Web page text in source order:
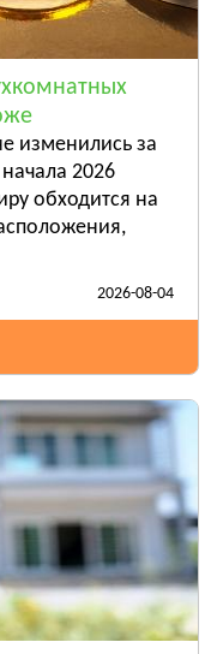
изменились за
2026
обходится на
2026-08-04